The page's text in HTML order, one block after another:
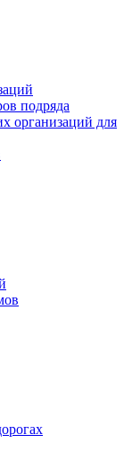
подряда
организаций для